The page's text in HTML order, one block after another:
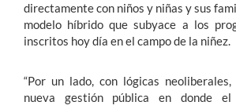
directamente con niños y niñas y sus
modelo híbrido que subyace a los
inscritos hoy día en el campo de la niñez.
“Por un lado, con lógicas
nueva gestión pública en donde el